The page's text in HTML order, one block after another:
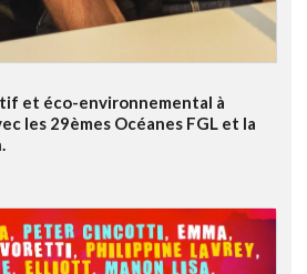
et éco-environnemental à
les 29èmes Océanes FGL et la